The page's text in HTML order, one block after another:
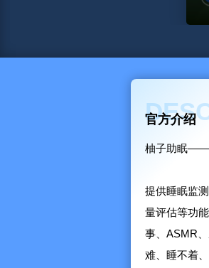
-柚子助
官方介绍
柚子助眠——
提供睡眠监
量评估等功
事、ASMR
难、睡不着